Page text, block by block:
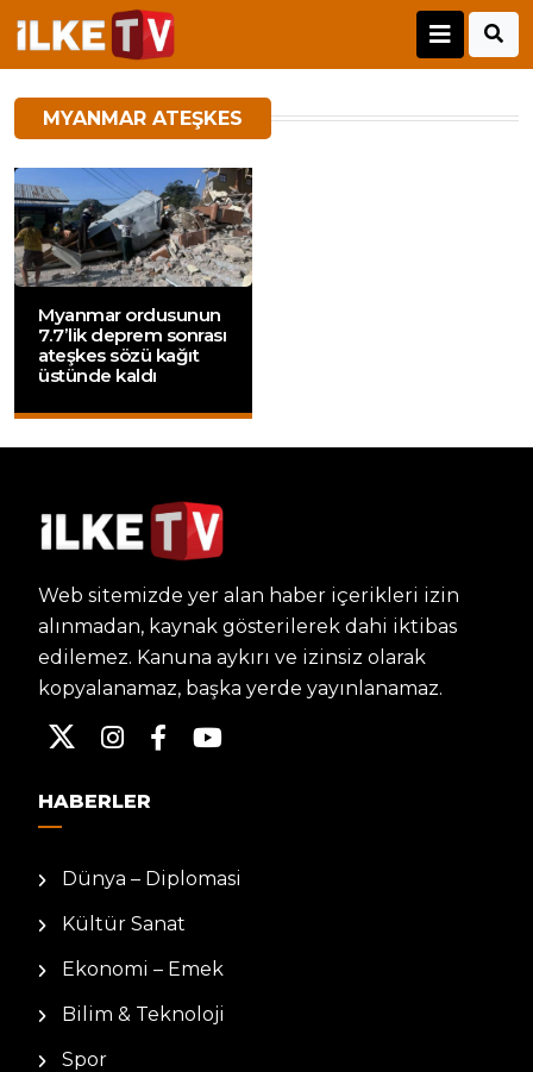
MYANMAR ATEŞKES
Myanmar ordusunun
7.7’lik deprem sonrası
ateşkes sözü kağıt
üstünde kaldı
Web sitemizde yer alan haber içerikleri izin
alınmadan, kaynak gösterilerek dahi iktibas
edilemez. Kanuna aykırı ve izinsiz olarak
kopyalanamaz, başka yerde yayınlanamaz.
HABERLER
Dünya – Diplomasi
Kültür Sanat
Ekonomi – Emek
Bilim & Teknoloji
Spor